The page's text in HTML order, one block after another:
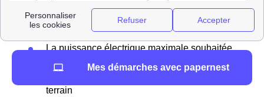
devrez déposer un dossier comprenant plusieurs
informations essentielles :
La puissance électrique maximale souhaitée
La date limite de votre besoin en électricité
terrain
Mes démarches avec papernest